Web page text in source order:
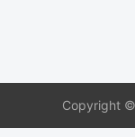
Copyright ©